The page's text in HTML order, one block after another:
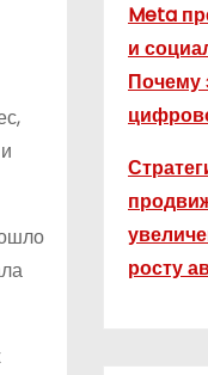
Meta
и
Почему
росту